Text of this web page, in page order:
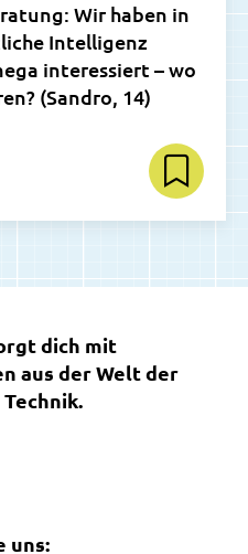
Wir haben in
Intelligenz
interessiert – wo
(Sandro, 14)
dich mit
aus der Welt der
uns: